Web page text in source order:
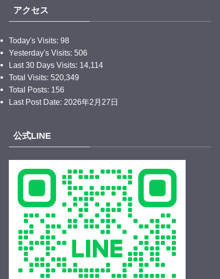
第７弾は『和菓子屋カフェ彩乃菓』様に行ってきたぞ
長をやっていたり様々なところで活躍している店主に
そして地元の食材や旬な果物を使った美味しそうなお
菓子の数々に、時の鐘マンもお腹が鳴りっぱなしだっ
たぞ🤤
Relay for Legacy👍🌈✨
後援：川越市・(公社)小江戸川越観光協会・川越商工会
#呉服笠間 #川越唐桟 #川越青年会議所 #川越jc
ーバック100
動画
View on Facebook · Share
アクセス
Today's Visits: 98
Yesterday's Visits: 506
Last 30 Days Visits: 14,114
Total Visits: 520,349
Total Posts: 156
Last Post Date: 2026年2月27日
公式LINE